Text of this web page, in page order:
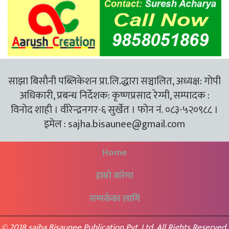
साझा बिसौनी पब्लिकेशन प्रा.लि.द्धारा सञ्चालित, अध्यक्ष: गोपी
अधिकारी, प्रबन्ध निर्देशक: कृष्णप्रसाद रेग्मी, सम्पादक :
विनोद शाही । वीरेन्द्रनगर-६ सुर्खेत । फोन नं. ०८३-५२०९८८ ।
इमेल :sajha.bisaunee@gmail.com
Home
हाम्रो बारेमा
सम्पर्कका लागि